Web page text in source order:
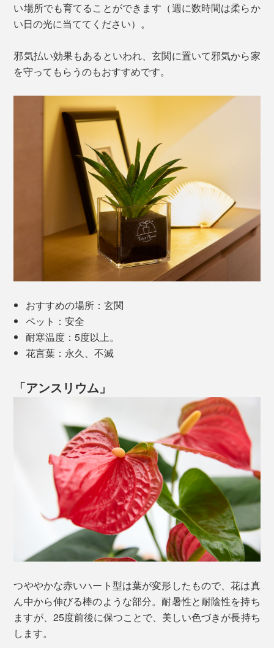
い場所でも育てることができます（週に数時間は柔らか
い日の光に当ててください）。
邪気払い効果もあるといわれ、玄関に置いて邪気から家
を守ってもらうのもおすすめです。
おすすめの場所：玄関
ペット：安全
耐寒温度：5度以上。
花言葉：永久、不滅
「アンスリウム」
つややかな赤いハート型は葉が変形したもので、花は真
ん中から伸びる棒のような部分。耐暑性と耐陰性を持ち
ますが、25度前後に保つことで、美しい色づきが長持ち
します。